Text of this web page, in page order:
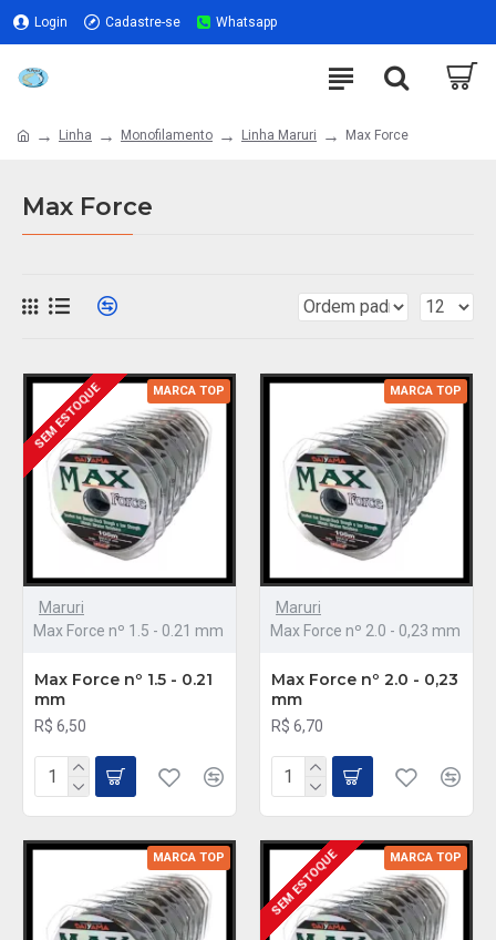
Login Cadastre-se Whatsapp
Linha Monofilamento Linha Maruri Max Force
Max Force
MARCA TOP
SEM ESTOQUE
Maruri
Max Force nº 1.5 - 0.21 mm
Max Force nº 1.5 - 0.21
mm
R$ 6,50
MARCA TOP
Maruri
Max Force nº 2.0 - 0,23 mm
Max Force nº 2.0 - 0,23
mm
R$ 6,70
MARCA TOP MARCA TOP
SEM ESTOQUE